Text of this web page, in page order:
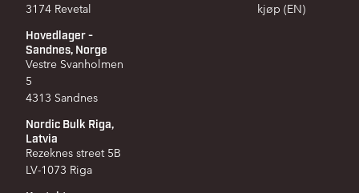
3174 Revetal
Hovedlager -
Sandnes, Norge
Vestre Svanholmen
5
4313 Sandnes
Nordic Bulk Riga,
Latvia
Rezeknes street 5B
LV-1073 Riga
kjøp (EN)